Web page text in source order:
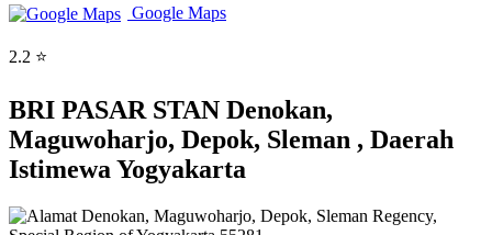
Google Maps
2.2 ⭐
BRI PASAR STAN Denokan,
Maguwoharjo, Depok, Sleman , Daerah
Istimewa Yogyakarta
Denokan, Maguwoharjo, Depok, Sleman Regency,